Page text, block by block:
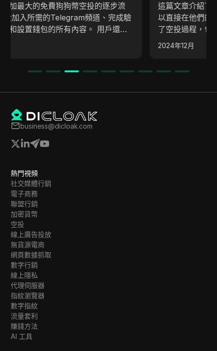
以額外獲得700美元。
這篇文章介紹了一個加密貨幣空投的機會，參與者可
以直接在他們的錢包中獲得6000 PLT代幣。 它概述
了空投過程，包括設置Pallet錢包、註冊空投、完成
任務以賺取代幣，以及獲得額外獎勵的機會，如
business@dicloak.com
熱門視頻
社交媒體行銷
電子商務
聯盟行銷
加密貨幣
空投
線上廣告投放
無貨源電商
網頁數據抓取
數字行銷
線上隱私
代理伺服器
指紋瀏覽器
數字指紋
流量套利
賺錢方法
AI 工具